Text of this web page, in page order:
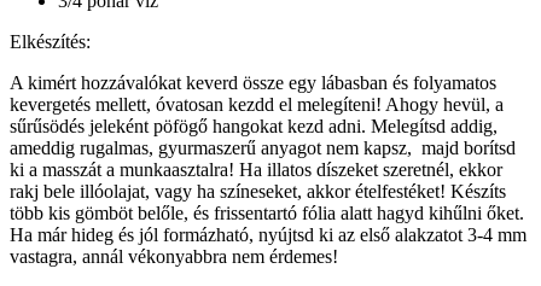
Elkészítés:
A kimért hozzávalókat keverd össze egy lábasban és folyamatos
kevergetés mellett, óvatosan kezdd el melegíteni! Ahogy hevül, a
sűrűsödés jeleként pöfögő hangokat kezd adni. Melegítsd addig,
ameddig rugalmas, gyurmaszerű anyagot nem kapsz, majd borítsd
ki a masszát a munkaasztalra! Ha illatos díszeket szeretnél, ekkor
rakj bele illóolajat, vagy ha színeseket, akkor ételfestéket! Készíts
több kis gömböt belőle, és frissentartó fólia alatt hagyd kihűlni őket.
Ha már hideg és jól formázható, nyújtsd ki az első alakzatot 3-4 mm
vastagra, annál vékonyabbra nem érdemes!